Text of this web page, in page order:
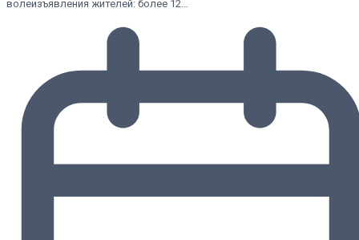
волеизъявления жителей: более 12…